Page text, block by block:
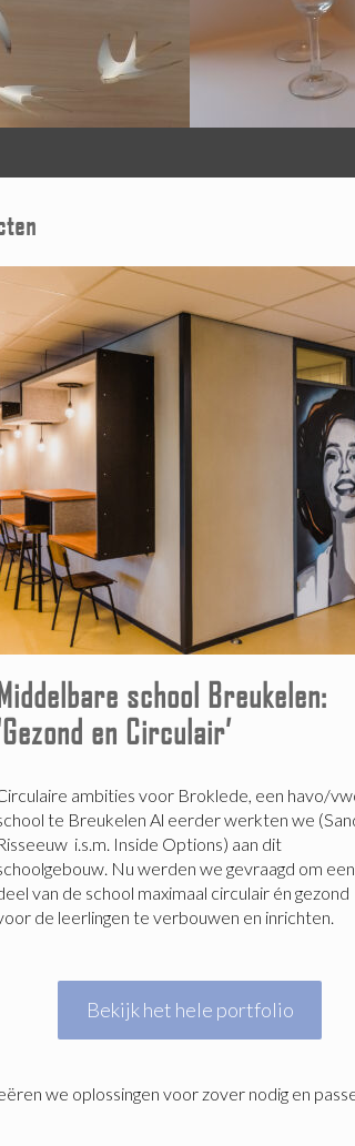
school Breukelen:
en Circulair’
ambities voor Broklede, een havo/
te Breukelen Al eerder werkten we
i.s.m. Inside Options) aan dit
Nu werden we gevraagd om een
van de school maximaal circulair én gezond
de leerlingen te verbouwen en inrichten.
Bekijk het hele portfolio
we oplossingen voor zover nodig en